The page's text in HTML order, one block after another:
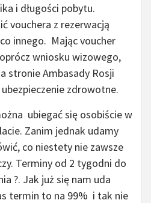
i długości pobytu.
vouchera z rezerwacją
innego. Mając voucher
wniosku wizowego,
stronie Ambasady Rosji
zdrowotne.
ubiegać się osobiście w
Zanim jednak udamy
co niestety nie zawsze
Terminy od 2 tygodni do
?. Jak już się nam uda
termin to na 99% i tak nie